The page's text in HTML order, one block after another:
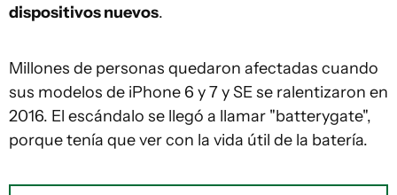
dispositivos nuevos.
Millones de personas quedaron afectadas cuando
sus modelos de iPhone 6 y 7 y SE se ralentizaron en
2016. El escándalo se llegó a llamar "batterygate",
porque tenía que ver con la vida útil de la batería.